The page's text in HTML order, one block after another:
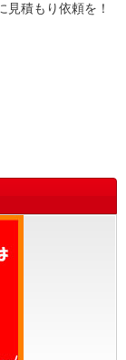
積もり依頼を！